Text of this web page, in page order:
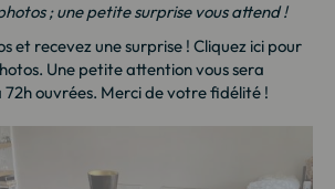
; une petite surprise vous attend !
et recevez une surprise ! Cliquez ici pour
Une petite attention vous sera
72h ouvrées. Merci de votre fidélité !